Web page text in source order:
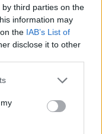
third parties on the
information may
the IAB’s List of
disclose it to other
or more Google
You may click to
third-party tags to
in below Google
kiváló
hogy a
és nem
egy összetartó